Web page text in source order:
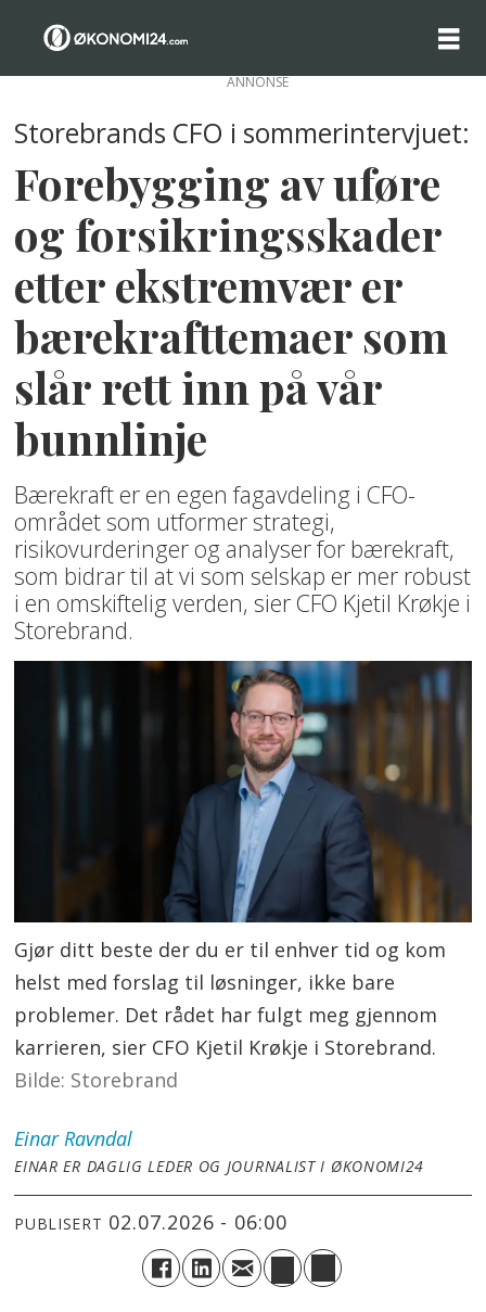
ANNONSE
Storebrands CFO i sommerintervjuet:
Forebygging av uføre
og forsikringsskader
etter ekstremvær er
bærekrafttemaer som
slår rett inn på vår
bunnlinje
Bærekraft er en egen fagavdeling i CFO-
området som utformer strategi,
risikovurderinger og analyser for bærekraft,
som bidrar til at vi som selskap er mer robust
i en omskiftelig verden, sier CFO Kjetil Krøkje i
Storebrand.
Gjør ditt beste der du er til enhver tid og kom
helst med forslag til løsninger, ikke bare
problemer. Det rådet har fulgt meg gjennom
karrieren, sier CFO Kjetil Krøkje i Storebrand.
Storebrand
Einar Ravndal
EINAR ER DAGLIG LEDER OG JOURNALIST I ØKONOMI24
PUBLISERT 02.07.2026 - 06:00